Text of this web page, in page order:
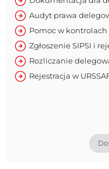
Audyt prawa
Pomoc w
Zgłoszenie SIPSI i
Rozliczanie
Rejestracja w